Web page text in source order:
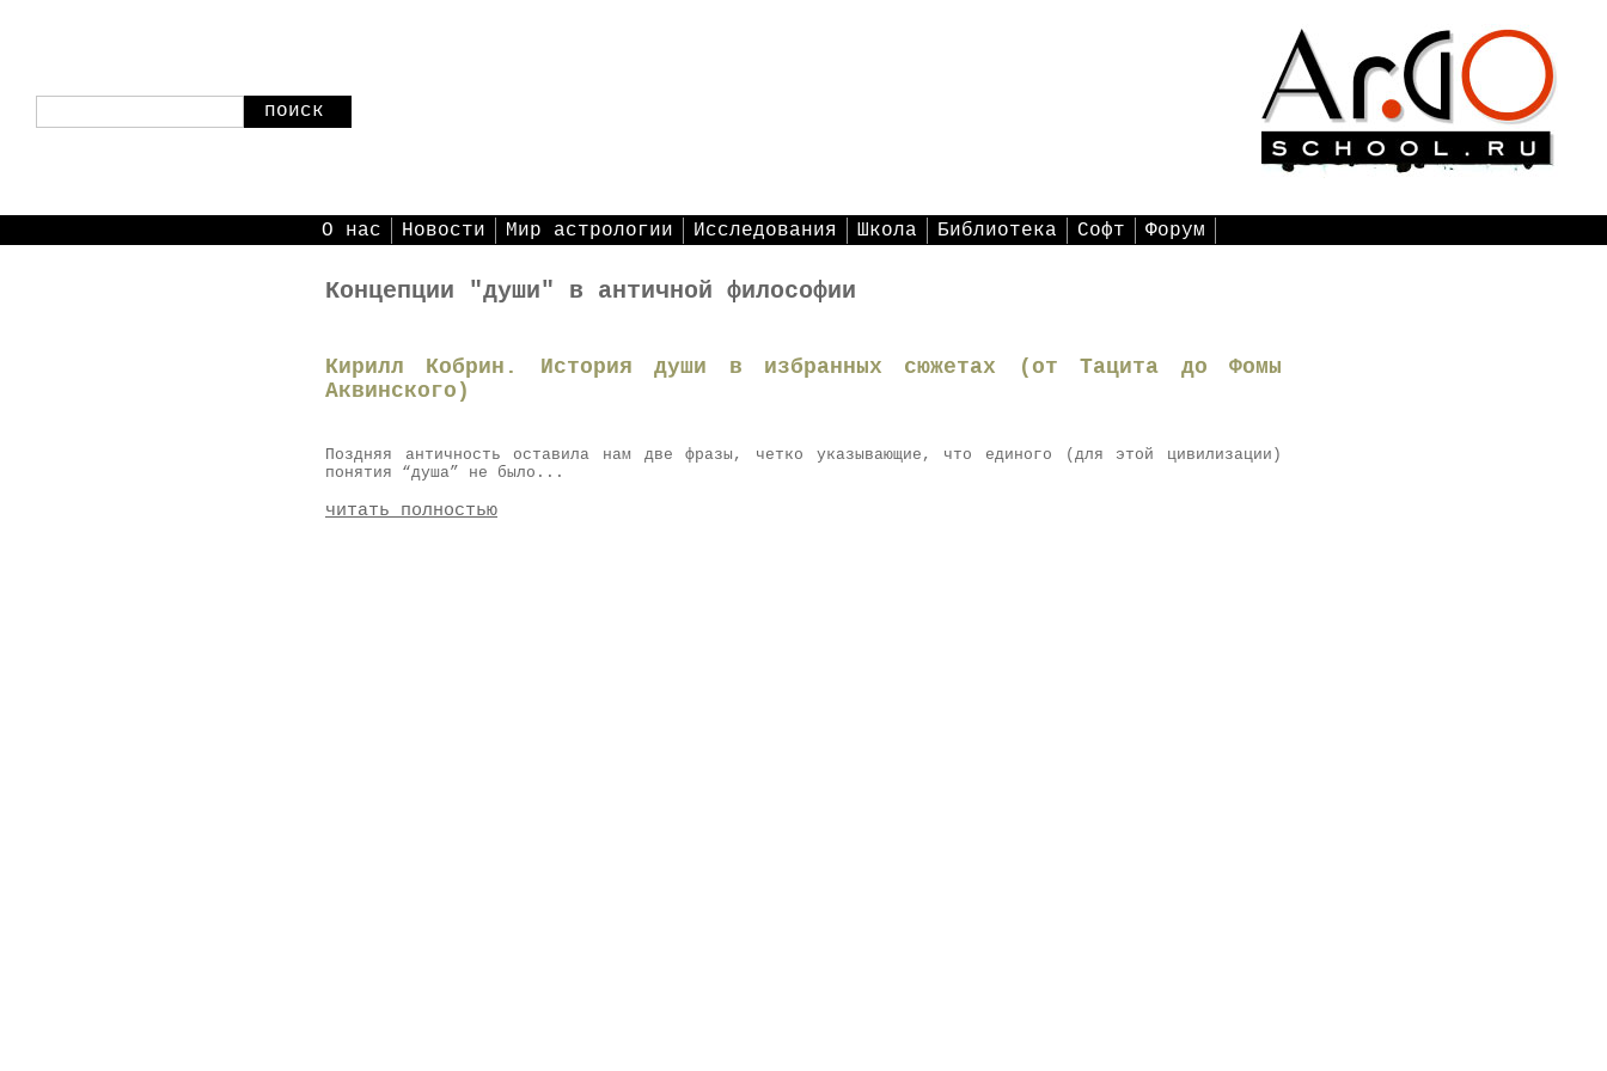
поиск
О нас Новости Мир астрологии Исследования Школа Библиотека Софт Форум
Концепции "души" в античной философии
Кирилл Кобрин. История души в избранных сюжетах (от Тацита до Фомы
Аквинского)
Поздняя античность оставила нам две фразы, четко указывающие, что единого (для этой цивилизации)
понятия “душа” не было...
читать полностью